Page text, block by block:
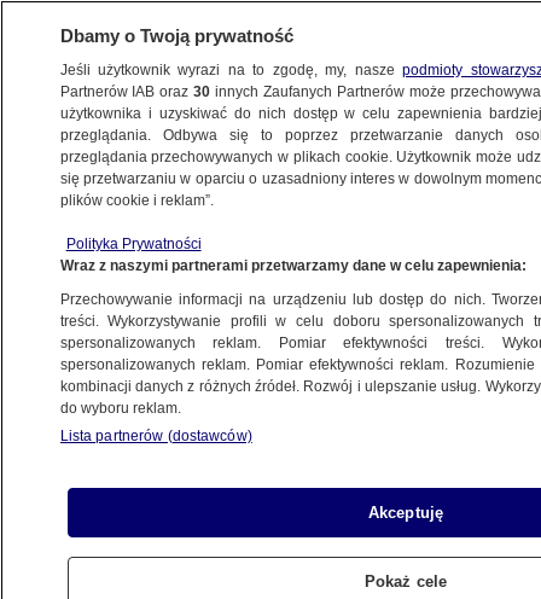
UKRAINA
"Apelujemy do cywilizowanego
świata". Reakcja Kijowa na doniesienia
o "trybunale" w Mariupolu
ŚWIAT
Wyrzutnia rakiet Iskander zderzyła się
z ciężarówką. "Ludzie zostali
zakleszczeni w pojazdach"
Півтора мільярда євро на озброєння
Dbamy o Twoją prywatność
Jeśli użytkownik wyrazi na to zgodę, my, naszepodmioty
Partnerów IAB oraz30 innych Zaufanych Partnerów może
użytkownika i uzyskiwać do nich dostęp w celu zapewnienia
przeglądania. Odbywa się to poprzez przetwarzanie danych
przeglądania przechowywanych w plikach cookie. Użytkownik może
się przetwarzaniu w oparciu o uzasadniony interes w dowolnym
plików cookie i reklam”.
Polityka Prywatności
Wraz z naszymi partnerami przetwarzamy dane w celu zapewnienia:
Przechowywanie informacji na urządzeniu lub dostęp do nich.
treści. Wykorzystywanie profili w celu doboru spersonalizowanych
spersonalizowanych reklam. Pomiar efektywności treści.
spersonalizowanych reklam. Pomiar efektywności reklam.
kombinacji danych z różnych źródeł. Rozwój i ulepszanie usług.
do wyboru reklam.
Lista partnerów (dostawców)
Akceptuję
Pokaż cele